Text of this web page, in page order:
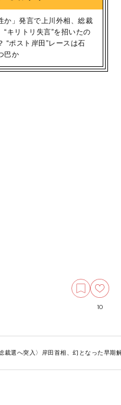
か」発言で上川外相、総裁
キリトリ失言”を招いたの
“ポスト岸田”レースは石
巴か
10
総裁選へ突入〉岸田首相、幻となった早